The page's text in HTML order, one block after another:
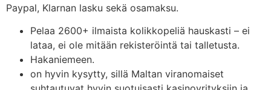
Paypal, Klarnan lasku sekä osamaksu.
Pelaa 2600+ ilmaista kolikkopeliä hauskasti – ei
lataa, ei ole mitään rekisteröintä tai talletusta.
Hakaniemeen.
on hyvin kysytty, sillä Maltan viranomaiset